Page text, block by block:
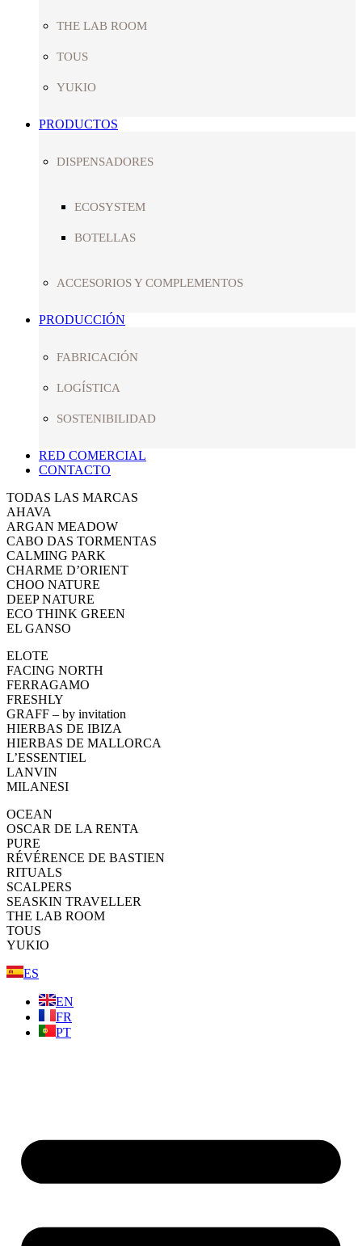
THE LAB ROOM
TOUS
YUKIO
PRODUCTOS
DISPENSADORES
ECOSYSTEM
BOTELLAS
ACCESORIOS Y COMPLEMENTOS
PRODUCCIÓN
FABRICACIÓN
LOGÍSTICA
SOSTENIBILIDAD
RED COMERCIAL
CONTACTO
TODAS LAS MARCAS
AHAVA
ARGAN MEADOW
CABO DAS TORMENTAS
CALMING PARK
CHARME D’ORIENT
CHOO NATURE
DEEP NATURE
ECO THINK GREEN
EL GANSO
ELOTE
FACING NORTH
FERRAGAMO
FRESHLY
GRAFF – by invitation
HIERBAS DE IBIZA
HIERBAS DE MALLORCA
L’ESSENTIEL
LANVIN
MILANESI
OCEAN
OSCAR DE LA RENTA
PURE
RÉVÉRENCE DE BASTIEN
RITUALS
SCALPERS
SEASKIN TRAVELLER
THE LAB ROOM
TOUS
YUKIO
ES
EN
FR
PT